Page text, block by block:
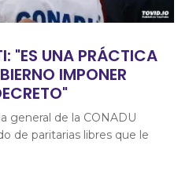
"ES UNA PRÁCTICA
IMPONER
general de la CONADU
de paritarias libres que le